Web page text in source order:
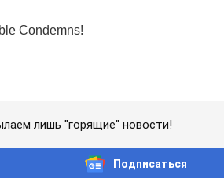
лишь "горящие" новости!
Подписаться